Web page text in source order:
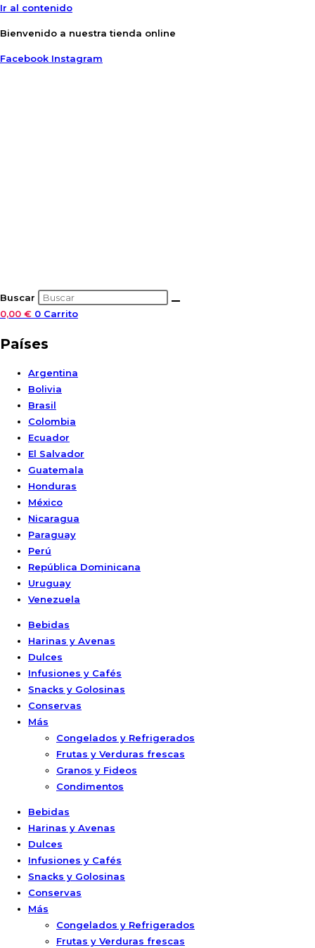
Ir al contenido
Bienvenido a nuestra tienda online
Facebook Instagram
Buscar
0,00 € 0 Carrito
Países
Argentina
Bolivia
Brasil
Colombia
Ecuador
El Salvador
Guatemala
Honduras
México
Nicaragua
Paraguay
Perú
República Dominicana
Uruguay
Venezuela
Bebidas
Harinas y Avenas
Dulces
Infusiones y Cafés
Snacks y Golosinas
Conservas
Más
Congelados y Refrigerados
Frutas y Verduras frescas
Granos y Fideos
Condimentos
Bebidas
Harinas y Avenas
Dulces
Infusiones y Cafés
Snacks y Golosinas
Conservas
Más
Congelados y Refrigerados
Frutas y Verduras frescas